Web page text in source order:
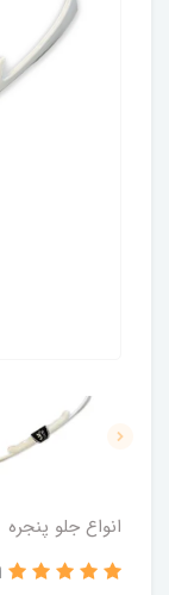
انواع جلو پنجره